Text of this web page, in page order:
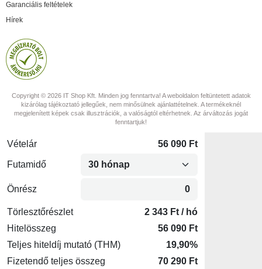
Garanciális feltételek
Hírek
Copyright © 2026 IT Shop Kft. Minden jog fenntartva! A weboldalon feltüntetett adatok
kizárólag tájékoztató jellegűek, nem minősülnek ajánlattételnek. A termékeknél
megjelenített képek csak illusztrációk, a valóságtól eltérhetnek. Az árváltozás jogát
fenntartjuk!